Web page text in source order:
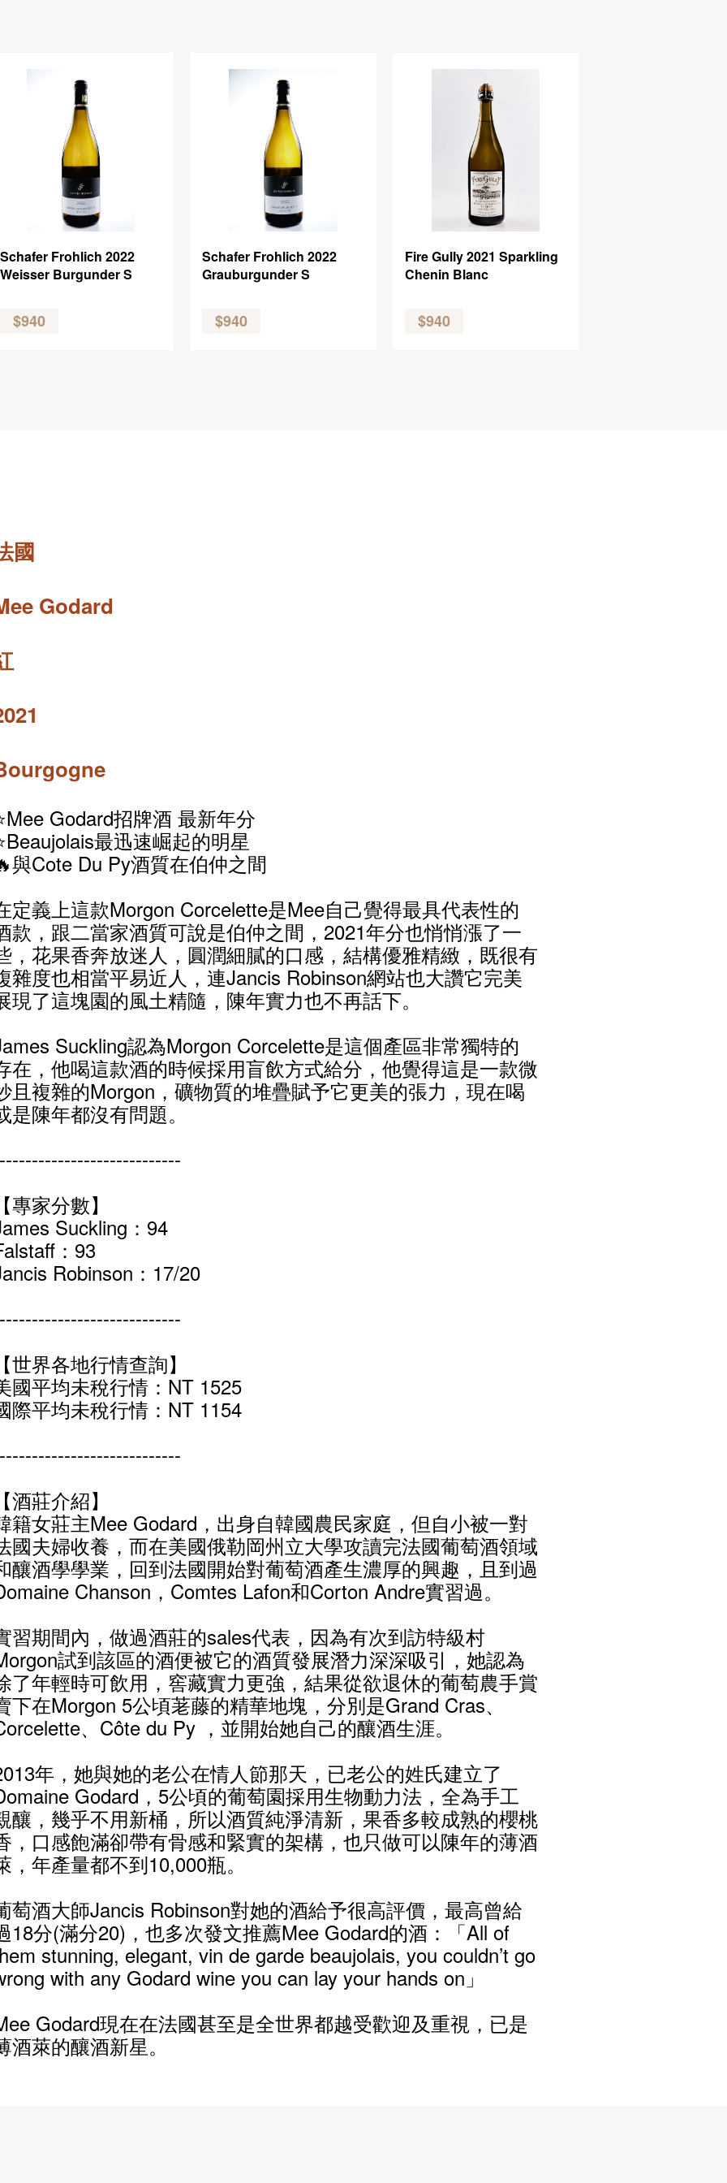
Schafer Frohlich 2022
Weisser Burgunder S
$940
Schafer Frohlich 2022
Grauburgunder S
$940
Fire Gully 2021 Sparkling
Chenin Blanc
$940
國
Godard
Godard招牌酒 最新年分
最迅速崛起的明星
與Cote Du Py酒質在伯仲之間
定義上這款Morgon Corcelette是Mee自己覺得最具代表性的
款，跟二當家酒質可說是伯仲之間，2021年分也悄悄漲了一
，花果香奔放迷人，圓潤細膩的口感，結構優雅精緻，既很有
雜度也相當平易近人，連Jancis Robinson網站也大讚它完美
現了這塊園的風土精隨，陳年實力也不再話下。
Suckling認為Morgon Corcelette是這個產區非常獨特的
在，他喝這款酒的時候採用盲飲方式給分，他覺得這是一款微
且複雜的Morgon，礦物質的堆疊賦予它更美的張力，現在喝
是陳年都沒有問題。
專家分數】
Suckling：94
：93
Robinson：17/20
世界各地行情查詢】
國平均未稅行情：NT 1525
際平均未稅行情：NT 1154
酒莊介紹】
籍女莊主Mee Godard，出身自韓國農民家庭，但自小被一對
國夫婦收養，而在美國俄勒岡州立大學攻讀完法國葡萄酒領域
釀酒學學業，回到法國開始對葡萄酒產生濃厚的興趣，且到過
Chanson，Comtes Lafon和Corton Andre實習過。
習期間內，做過酒莊的sales代表，因為有次到訪特級村
試到該區的酒便被它的酒質發展潛力深深吸引，她認為
了年輕時可飲用，窖藏實力更強，結果從欲退休的葡萄農手賞
下在Morgon 5公頃荖藤的精華地塊，分別是Grand Cras、
、Côte du Py ，並開始她自己的釀酒生涯。
年，她與她的老公在情人節那天，已老公的姓氏建立了
Godard，5公頃的葡萄園採用生物動力法，全為手工
釀，幾乎不用新桶，所以酒質純淨清新，果香多較成熟的櫻桃
，口感飽滿卻帶有骨感和緊實的架構，也只做可以陳年的薄酒
，年產量都不到10,000瓶。
萄酒大師Jancis Robinson對她的酒給予很高評價，最高曾給
18分(滿分20)，也多次發文推薦Mee Godard的酒：「All of
stunning, elegant, vin de garde beaujolais, you couldn’t go
with any Godard wine you can lay your hands on」
Godard現在在法國甚至是全世界都越受歡迎及重視，已是
酒萊的釀酒新星。